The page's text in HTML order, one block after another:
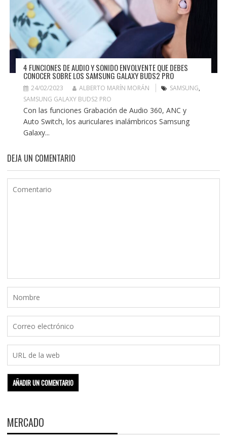
4 FUNCIONES DE AUDIO Y SONIDO ENVOLVENTE QUE DEBES
CONOCER SOBRE LOS SAMSUNG GALAXY BUDS2 PRO
24/02/2023 ALBERTO MARÍN MORÁN SAMSUNG,
SAMSUNG GALAXY BUDS2 PRO
Con las funciones Grabación de Audio 360, ANC y
Auto Switch, los auriculares inalámbricos Samsung
Galaxy...
DEJA UN COMENTARIO
MERCADO